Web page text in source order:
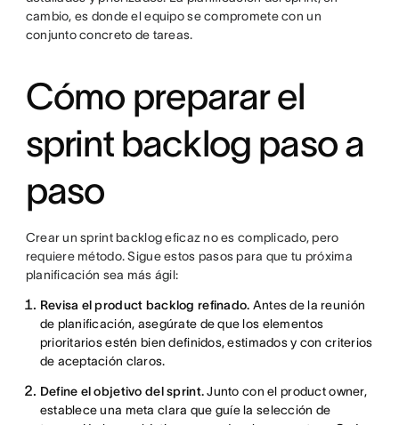
cambio, es donde el equipo se compromete con un
conjunto concreto de tareas.
Cómo preparar el
sprint backlog paso a
paso
Crear un sprint backlog eficaz no es complicado, pero
requiere método. Sigue estos pasos para que tu próxima
planificación sea más ágil:
Revisa el product backlog refinado. Antes de la reunión
de planificación, asegúrate de que los elementos
prioritarios estén bien definidos, estimados y con criterios
de aceptación claros.
Define el objetivo del sprint.Junto con el product owner,
establece una meta clara que guíe la selección de